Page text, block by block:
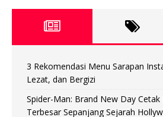
3 Rekomendasi Menu Sarapan
Lezat, dan Bergizi
Spider-Man: Brand New Day
Terbesar Sepanjang Sejarah